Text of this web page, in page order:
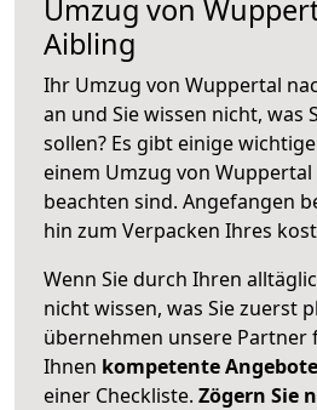
Umzug von
Aibling
Ihr Umzug von Wuppertal
an und Sie wissen nicht, was
sollen? Es gibt einige
einem Umzug von Wuppertal
beachten sind. Angefangen
hin zum Verpacken Ihres
Wenn Sie durch Ihren
nicht wissen, was Sie zuerst
übernehmen unsere Partner
Ihnen kompetente Angebote
einer Checkliste. Zögern Sie